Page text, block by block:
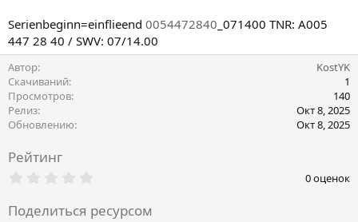
Serienbeginn=einflieend 0054472840 _071400 TNR: A005
447 28 40 / SWV: 07/14.00
Автор
KostYK
Скачиваний
1
Просмотров
140
Релиз
Окт 8, 2025
Обновлению
Окт 8, 2025
Рейтинг
0
0 оценок
Поделиться ресурсом